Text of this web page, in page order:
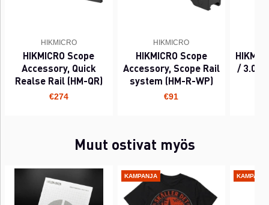
HIKMICRO
HIKMICRO Scope
Accessory, Quick
Realse Rail (HM-QR)
€274
HIKMICRO
HIKMICRO Scope
Accessory, Scope Rail
system (HM-R-WP)
€91
/ 3.0
Muut ostivat myös
KAMPANJA